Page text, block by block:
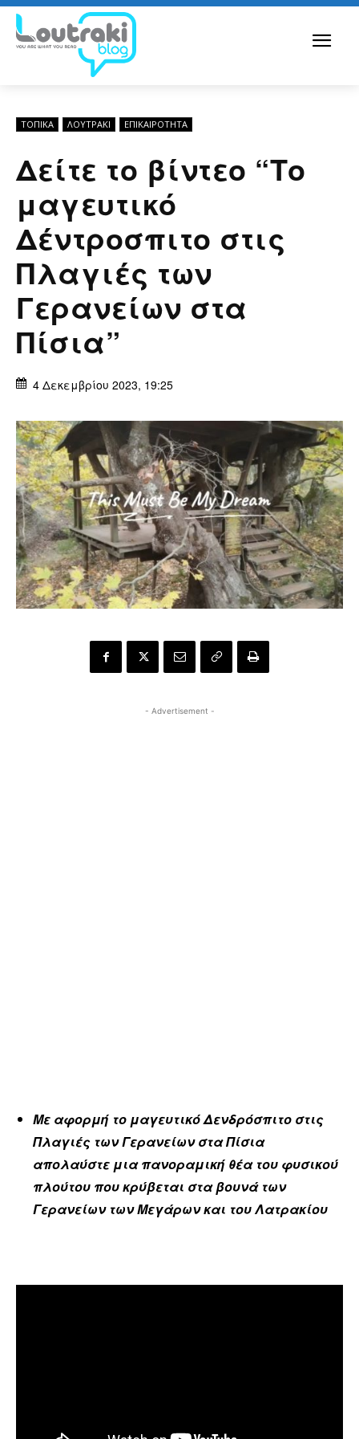
ΤΟΠΙΚΑ ΛΟΥΤΡΆΚΙ ΕΠΙΚΑΙΡΟΤΗΤΑ
Δείτε το βίντεο “Το
μαγευτικό
Δέντροσπιτο στις
Πλαγιές των
Γερανείων στα
Πίσια”
4 Δεκεμβρίου 2023, 19:25
- Advertisement -
Με αφορμή το μαγευτικό Δενδρόσπιτο στις
Πλαγιές των Γερανείων στα Πίσια
απολαύστε μια πανοραμική θέα του φυσικού
πλούτου που κρύβεται στα βουνά των
Γερανείων των Μεγάρων και του Λατρακίου